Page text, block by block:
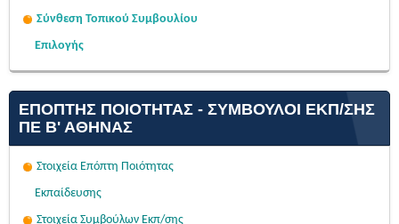
Σύνθεση Τοπικού Συμβουλίου
Επιλογής
ΕΠΌΠΤΗΣ ΠΟΙΌΤΗΤΑΣ - ΣΎΜΒΟΥΛΟΙ ΕΚΠ/ΣΗΣ
ΠΕ Β' ΑΘΉΝΑΣ
Στοιχεία Επόπτη Ποιότητας
Εκπαίδευσης
Στοιχεία Συμβούλων Εκπ/σης